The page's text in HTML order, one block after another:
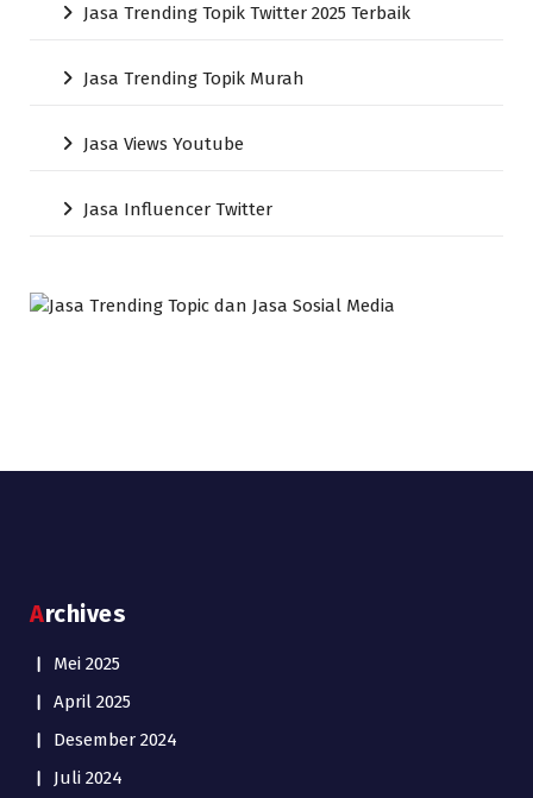
Jasa Trending Topik Twitter 2025 Terbaik
Jasa Trending Topik Murah
Jasa Views Youtube
Jasa Influencer Twitter
Archives
Mei 2025
April 2025
Desember 2024
Juli 2024